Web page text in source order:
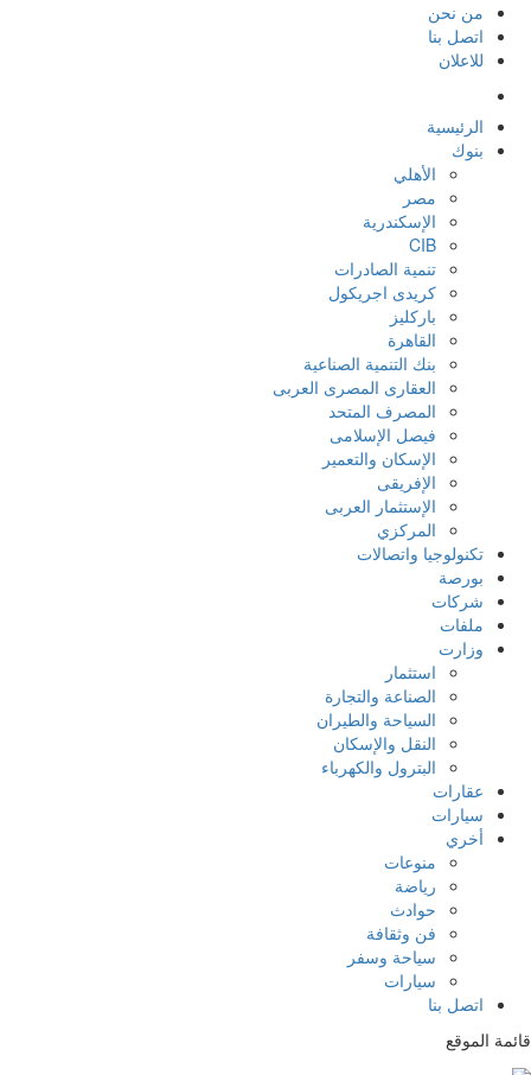
من نحن
اتصل بنا
للاعلان
الرئيسية
بنوك
الأهلي
مصر
الإسكندرية
CIB
تنمية الصادرات
كريدى اجريكول
باركليز
القاهرة
بنك التنمية الصناعية
العقارى المصرى العربى
المصرف المتحد
فيصل الإسلامى
الإسكان والتعمير
الإفريقى
الإستثمار العربى
المركزي
تكنولوجيا واتصالات
بورصة
شركات
ملفات
وزارت
استثمار
الصناعة والتجارة
السياحة والطيران
النقل والإسكان
البترول والكهرباء
عقارات
سيارات
أخري
منوعات
رياضة
حوادث
فن وثقافة
سياحة وسفر
سيارات
اتصل بنا
قائمة الموقع